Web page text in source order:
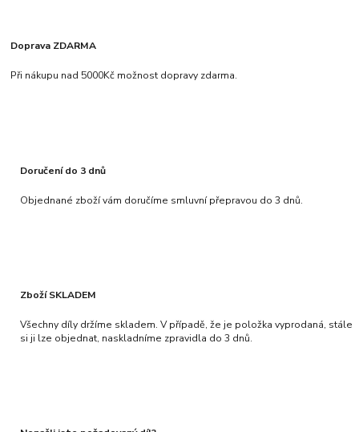
Doprava ZDARMA
Při nákupu nad 5000Kč možnost dopravy zdarma.
Doručení do 3 dnů
Objednané zboží vám doručíme smluvní přepravou do 3 dnů.
Zboží SKLADEM
Všechny díly držíme skladem. V případě, že je položka vyprodaná, stále
si ji lze objednat, naskladníme zpravidla do 3 dnů.